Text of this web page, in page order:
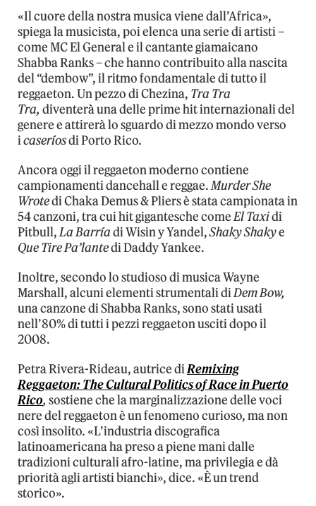
«Il cuore della nostra musica viene dall’Africa»,
spiega la musicista, poi elenca una serie di artisti –
come MC El General e il cantante giamaicano
Shabba Ranks – che hanno contribuito alla nascita
del “dembow”, il ritmo fondamentale di tutto il
reggaeton. Un pezzo di Chezina, Tra Tra
Tra, diventerà una delle prime hit internazionali del
genere e attirerà lo sguardo di mezzo mondo verso
icaseríosdi Porto Rico.
Ancora oggi il reggaeton moderno contiene
campionamenti dancehall e reggae.Murder She
Wrotedi Chaka Demus & Pliers è stata campionata in
54 canzoni, tra cui hit gigantesche comeEl Taxidi
Pitbull,La Barríadi Wisin y Yandel,Shaky Shakye
Que Tire Pa’lantedi Daddy Yankee.
Inoltre, secondo lo studioso di musica Wayne
Marshall, alcuni elementi strumentali diDem Bow,
una canzone di Shabba Ranks, sono stati usati
nell’80% di tutti i pezzi reggaeton usciti dopo il
2008.
Petra Rivera-Rideau, autrice diRemixing
Reggaeton: The Cultural Politics of Race in Puerto
Rico, sostiene che la marginalizzazione delle voci
nere del reggaeton è un fenomeno curioso, ma non
così insolito. «L’industria discografica
latinoamericana ha preso a piene mani dalle
tradizioni culturali afro-latine, ma privilegia e dà
priorità agli artisti bianchi», dice. «È un trend
storico».